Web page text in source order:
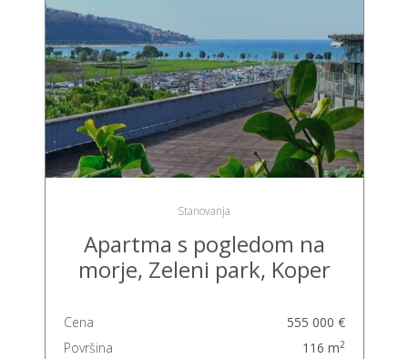
Stanovanja
Apartma s pogledom na
morje, Zeleni park, Koper
Cena
555 000 €
Površina
116 m2